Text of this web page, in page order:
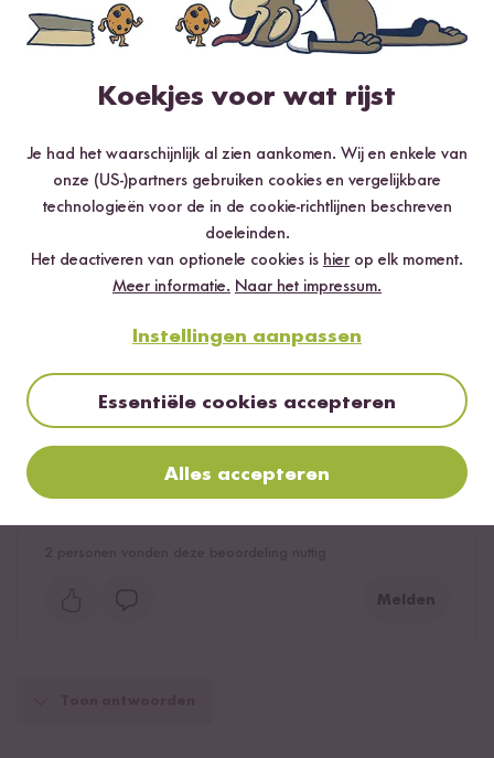
Beoordeel dit product
Meest nuttigNieuwsteHoogste ratingLaagste rating
02.04.2023
aber ich brauchte etwas weniger für ein Rezept, hab
der Packung!!! Das ist wirklich Betrug! Bei ein paar
Melden
Koekjes voor wat rijst
Je had het waarschijnlijk al zien aankomen. Wij en enkele van
onze (US-)partners gebruiken cookies en vergelijkbare
technologieën voor de in de cookie-richtlijnen beschreven
doeleinden.
Het deactiveren van optionele cookies is hier op elk moment.
Meer informatie. Naar het impressum.
Instellingen aanpassen
Essentiële cookies accepteren
Alles accepteren